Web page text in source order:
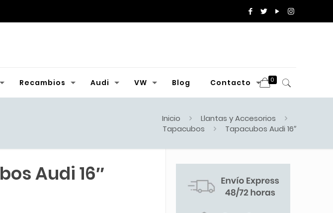
Recambios Audi VW Blog Contacto 0
Inicio
Llantas y Accesorios
Tapacubos
Tapacubos Audi 16″
Audi 16″